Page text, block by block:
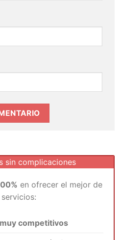
sin complicaciones
en ofrecer el mejor de
competitivos